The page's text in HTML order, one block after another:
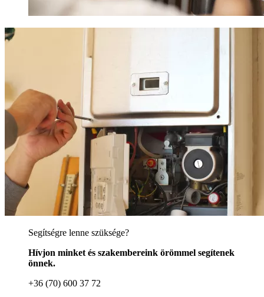
Segítségre lenne szüksége?
Hívjon minket és szakembereink örömmel segítenek
önnek.
+36 (70) 600 37 72